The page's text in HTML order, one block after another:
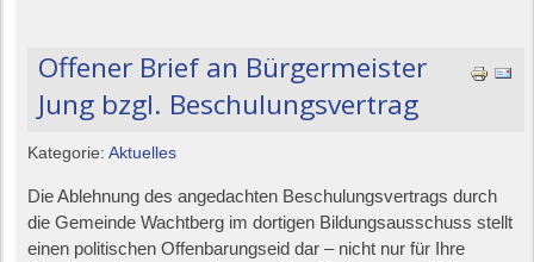
Offener Brief an Bürgermeister
Jung bzgl. Beschulungsvertrag
Kategorie:Aktuelles
Die Ablehnung des angedachten Beschulungsvertrags durch
die Gemeinde Wachtberg im dortigen Bildungsausschuss stellt
einen politischen Offenbarungseid dar – nicht nur für Ihre